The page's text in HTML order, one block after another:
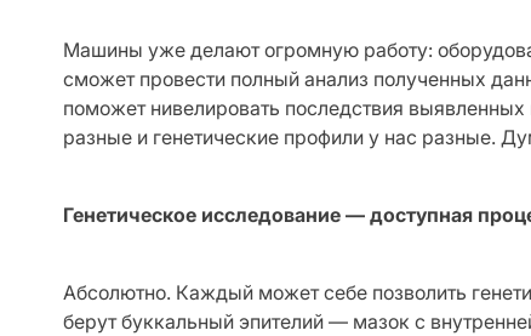
Машины уже делают огромную работу:
сможет провести полный анализ полученных
поможет нивелировать последствия
разные и генетические профили у нас разные.
Генетическое исследование — доступная
Абсолютно. Каждый может себе позволить
берут буккальный эпителий — мазок с